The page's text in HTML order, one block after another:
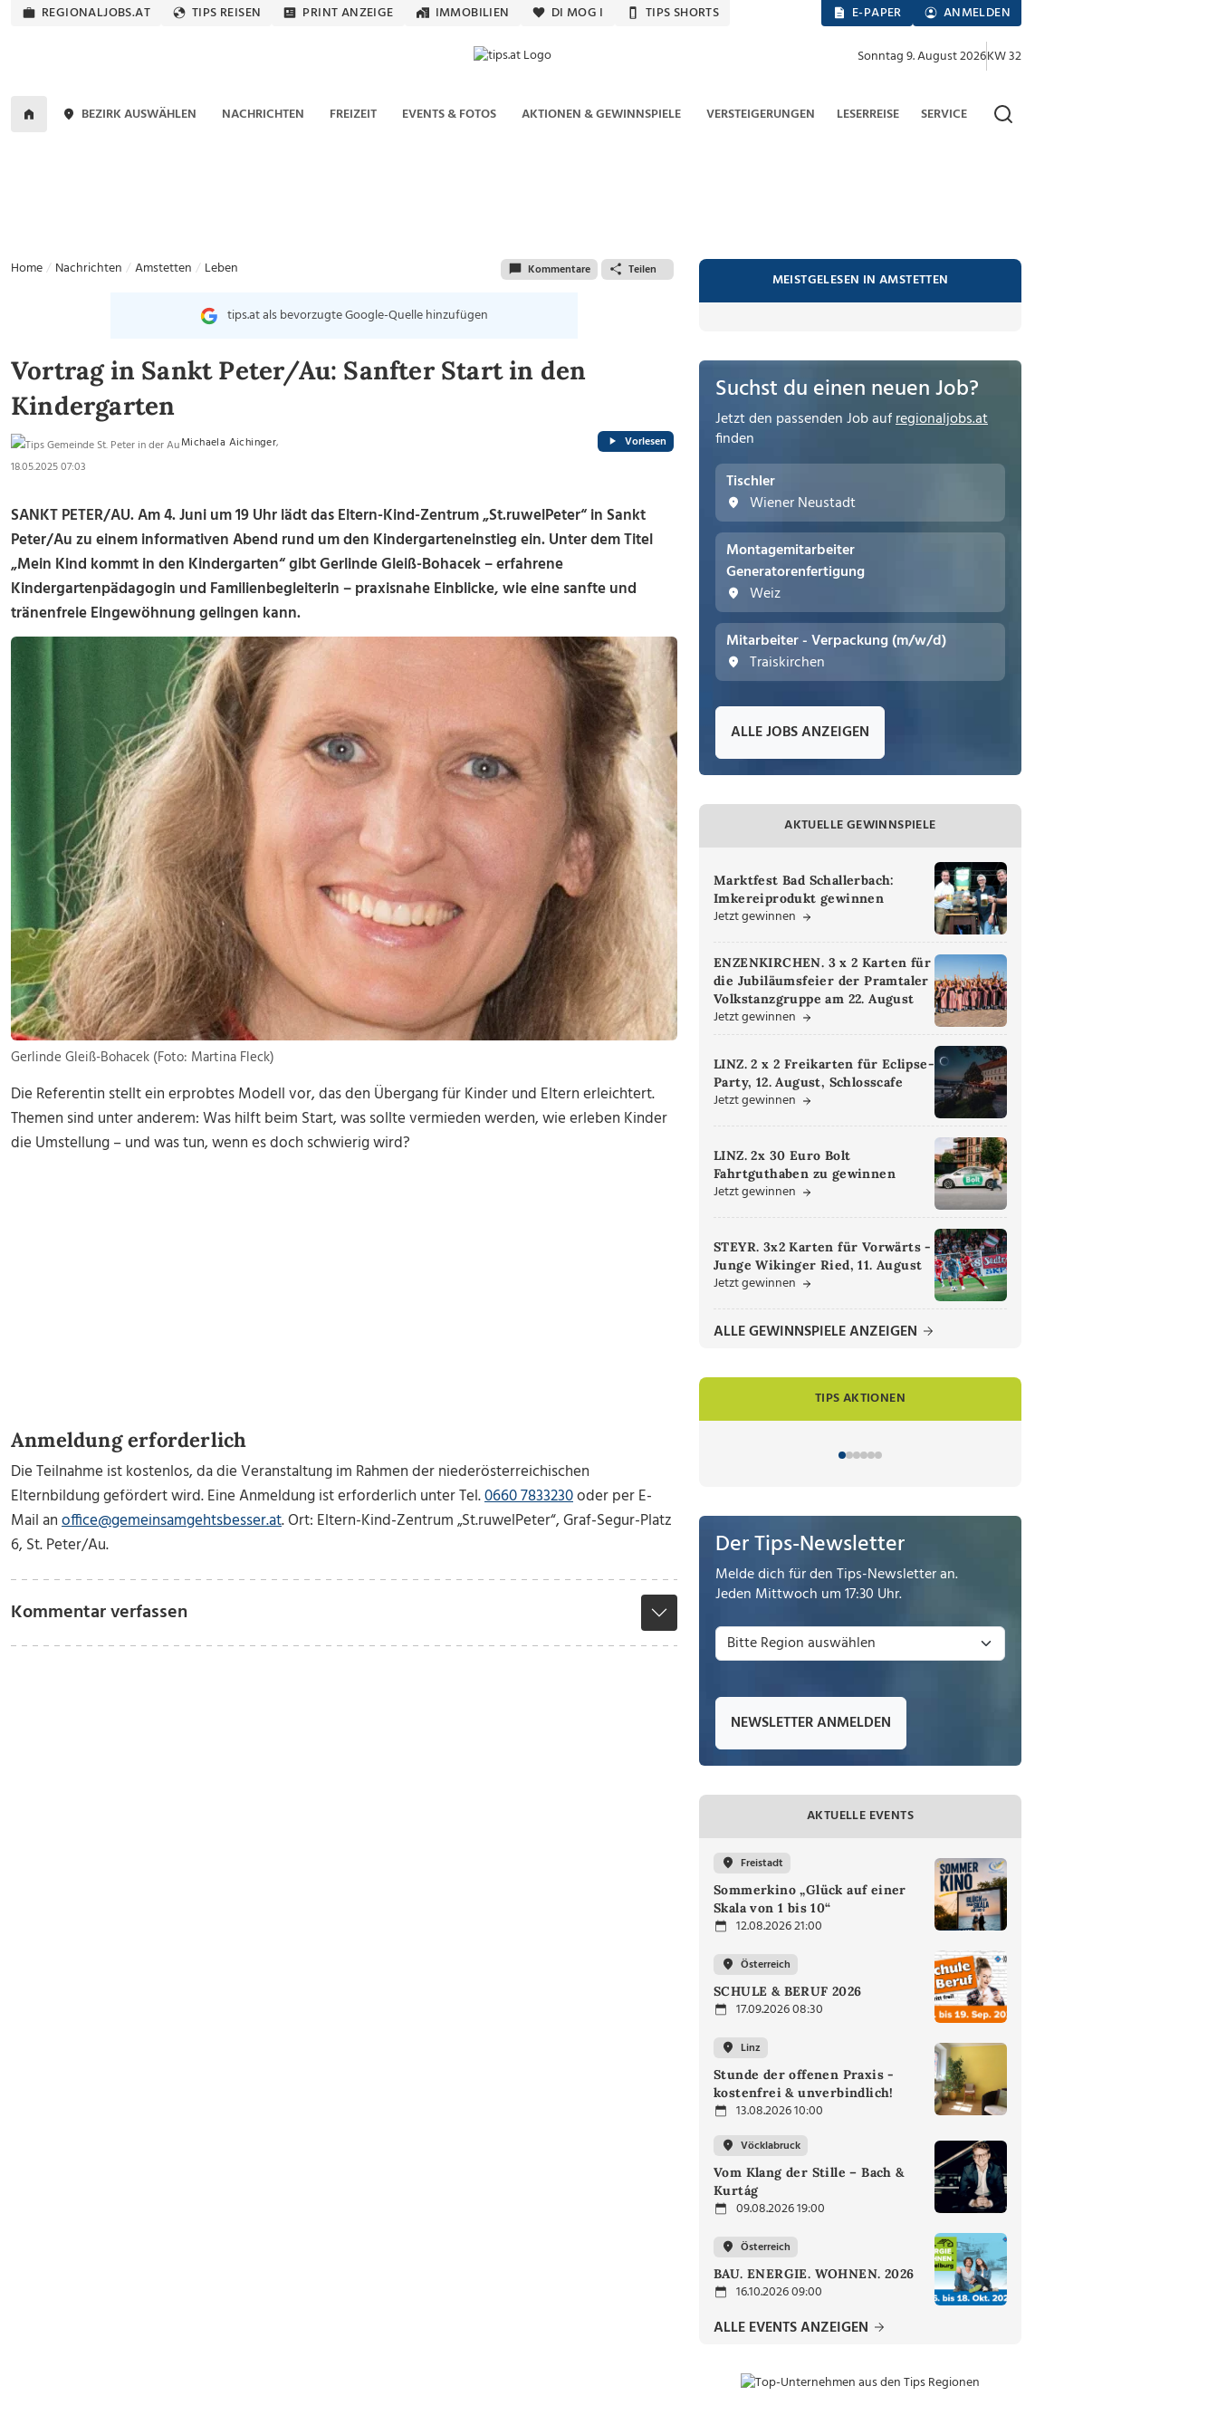
REGIONALJOBS.AT TIPS REISEN PRINT ANZEIGE IMMOBILIEN DI MOG I TIPS SHORTS E-PAPER ANMELDEN
Sonntag 9. August 2026KW 32
BEZIRK AUSWÄHLEN NACHRICHTEN FREIZEIT EVENTS & FOTOS AKTIONEN & GEWINNSPIELE VERSTEIGERUNGEN LESERREISE SERVICE
Home Nachrichten Amstetten Leben Kommentare Teilen
tips.at als bevorzugte Google-Quelle hinzufügen
Vortrag in Sankt Peter/Au: Sanfter Start in den
Kindergarten
Michaela Aichinger,
18.05.2025 07:03
Vorlesen
SANKT PETER/AU. Am 4. Juni um 19 Uhr lädt das Eltern-Kind-Zentrum „St.ruwelPeter“ in Sankt
Peter/Au zu einem informativen Abend rund um den Kindergarteneinstieg ein. Unter dem Titel
„Mein Kind kommt in den Kindergarten“ gibt Gerlinde Gleiß-Bohacek – erfahrene
Kindergartenpädagogin und Familienbegleiterin – praxisnahe Einblicke, wie eine sanfte und
tränenfreie Eingewöhnung gelingen kann.
Gerlinde Gleiß-Bohacek (Foto: Martina Fleck)
Die Referentin stellt ein erprobtes Modell vor, das den Übergang für Kinder und Eltern erleichtert.
Themen sind unter anderem: Was hilft beim Start, was sollte vermieden werden, wie erleben Kinder
die Umstellung – und was tun, wenn es doch schwierig wird?
Anmeldung erforderlich
Die Teilnahme ist kostenlos, da die Veranstaltung im Rahmen der niederösterreichischen
Elternbildung gefördert wird. Eine Anmeldung ist erforderlich unter Tel.0660 7833230oder per E-
Mail anoffice@gemeinsamgehtsbesser.at. Ort: Eltern-Kind-Zentrum „St.ruwelPeter“, Graf-Segur-Platz
6, St. Peter/Au.
Kommentar verfassen
MEISTGELESEN IN AMSTETTEN
Suchst du einen neuen Job?
Jetzt den passenden Job aufregionaljobs.at
finden
Tischler
Wiener Neustadt
Montagemitarbeiter
Generatorenfertigung
Weiz
Mitarbeiter - Verpackung (m/w/d)
Traiskirchen
ALLE JOBS ANZEIGEN
AKTUELLE GEWINNSPIELE
Marktfest Bad Schallerbach:
Imkereiprodukt gewinnen
Jetzt gewinnen
ENZENKIRCHEN. 3 x 2 Karten für
die Jubiläumsfeier der Pramtaler
Volkstanzgruppe am 22. August
Jetzt gewinnen
LINZ. 2 x 2 Freikarten für Eclipse-
Party, 12. August, Schlosscafe
Jetzt gewinnen
LINZ. 2x 30 Euro Bolt
Fahrtguthaben zu gewinnen
Jetzt gewinnen
STEYR. 3x2 Karten für Vorwärts -
Junge Wikinger Ried, 11. August
Jetzt gewinnen
ALLE GEWINNSPIELE ANZEIGEN
TIPS AKTIONEN
Der Tips-Newsletter
Melde dich für den Tips-Newsletter an.
Jeden Mittwoch um 17:30 Uhr.
NEWSLETTER ANMELDEN
AKTUELLE EVENTS
Freistadt
Sommerkino „Glück auf einer
Skala von 1 bis 10“
12.08.2026 21:00
Österreich
SCHULE & BERUF 2026
17.09.2026 08:30
Linz
Stunde der offenen Praxis -
kostenfrei & unverbindlich!
13.08.2026 10:00
Vöcklabruck
Vom Klang der Stille – Bach &
Kurtág
09.08.2026 19:00
Österreich
BAU. ENERGIE. WOHNEN. 2026
16.10.2026 09:00
ALLE EVENTS ANZEIGEN